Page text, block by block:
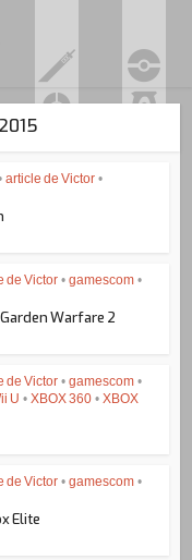
article de Victor •
de Victor • gamescom •
Warfare 2
de Victor • gamescom •
U • XBOX 360 • XBOX
de Victor • gamescom •
Elite